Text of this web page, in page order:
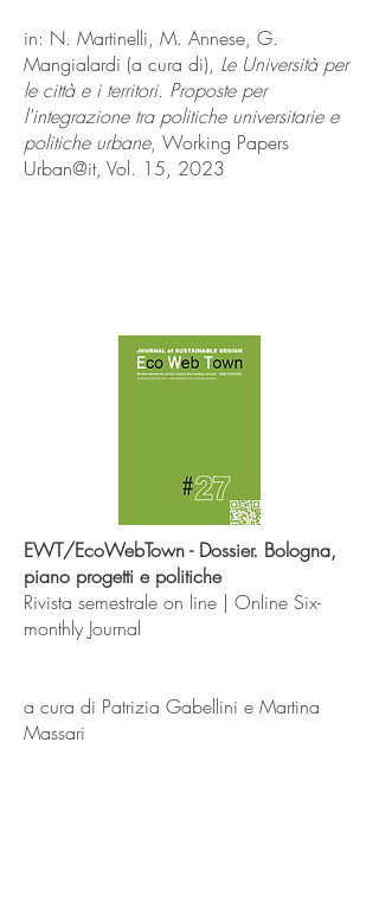
in: N. Martinelli, M. Annese, G.
Mangialardi (a cura di), Le Università per
le città e i territori. Proposte per
l'integrazione tra politiche universitarie e
politiche urbane, Working Papers
Urban@it, Vol. 15, 2023
EWT/EcoWebTown - Dossier. Bologna,
piano progetti e politiche
Rivista semestrale on line | Online Six-
monthly Journal
a cura di Patrizia Gabellini e Martina
Massari